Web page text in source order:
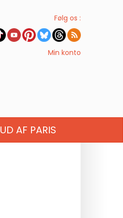
Følg os :
Min konto
UD AF PARIS